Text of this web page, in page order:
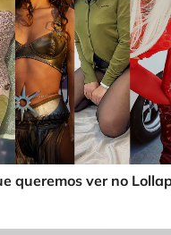
queremos ver no